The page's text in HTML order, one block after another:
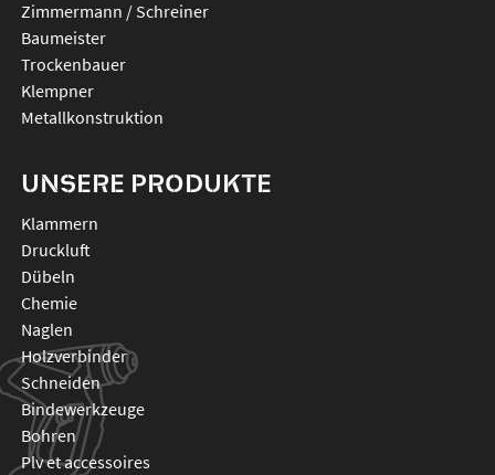
Zimmermann / Schreiner
Baumeister
Trockenbauer
Klempner
Metallkonstruktion
UNSERE PRODUKTE
klammern
druckluft
dübeln
chemie
naglen
holzverbinder
schneiden
bindewerkzeuge
bohren
plv et accessoires